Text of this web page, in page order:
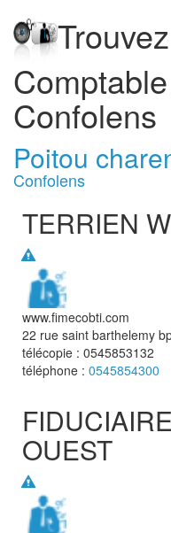
Confolens
Poitou
Confolens
TERRIEN
www.fimecobti.com
22 rue saint barthelemy
télécopie : 0545853132
téléphone : 0545854300
OUEST